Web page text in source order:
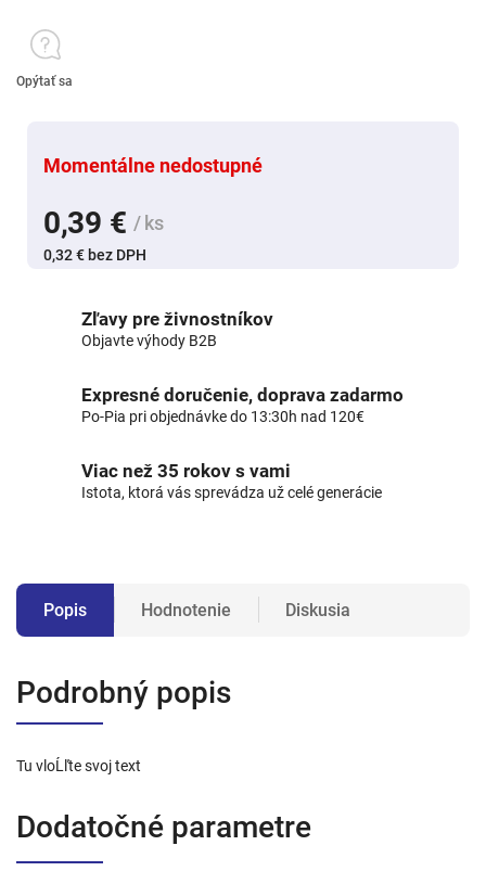
0,39 € / ks
0,32 € bez DPH
Momentálne nedostupné
Opýtať sa
Zľavy pre živnostníkov
Objavte výhody B2B
Expresné doručenie, doprava zadarmo
Po-Pia pri objednávke do 13:30h nad 120€
Viac než 35 rokov s vami
Istota, ktorá vás sprevádza už celé generácie
Popis Hodnotenie Diskusia
Podrobný popis
Tu vloĹľte svoj text
Dodatočné parametre